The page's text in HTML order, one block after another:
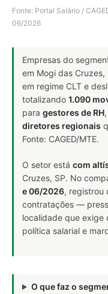
Fonte: Portal Salário /
06/2026
Empresas do
em Mogi das Cruzes,
em regime CLT e
totalizando 1.090
para gestores de RH,
diretores regionais
Fonte: CAGED/MTE.
O setor está com
Cruzes, SP. No
e 06/2026, registrou
contratações —
localidade que exige
política salarial e
O que faz o